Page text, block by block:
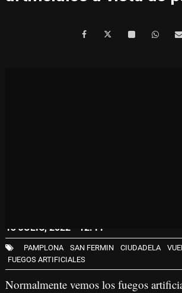
13 JULIO, 2022 - 12:44
PAMPLONA SAN FERMIN CIUDADELA
FUEGOS ARTIFICIALES
Normalmente vemos los fuegos